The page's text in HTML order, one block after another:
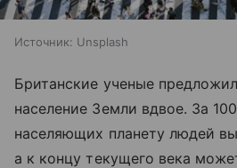
Источник: Unsplash
Британские ученые
население Земли вдвое. За
населяющих планету людей
а к концу текущего века